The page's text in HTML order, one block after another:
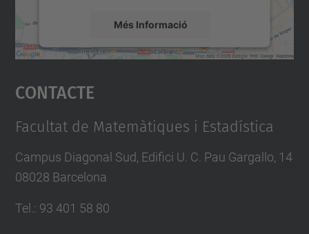
Més Informació
Accepta
powered by
Contacte
Facultat de Matemàtiques i Estadística
Campus Diagonal Sud, Edifici U. C. Pau Gargallo, 14
08028 Barcelona
Tel. : 93 401 58 80